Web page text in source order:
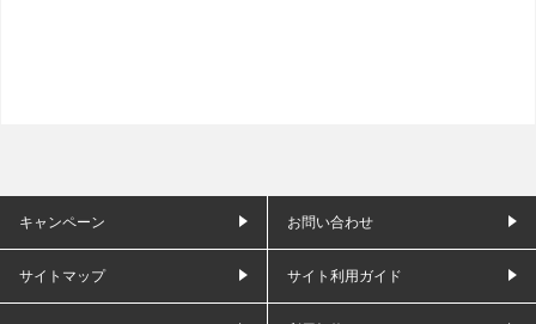
キャンペーン お問い合わせ
サイトマップ サイト利用ガイド